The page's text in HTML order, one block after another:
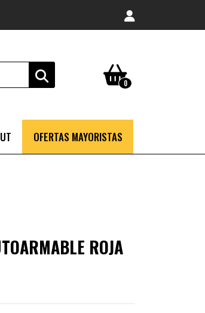
0
OFERTAS MAYORISTAS
ROJA